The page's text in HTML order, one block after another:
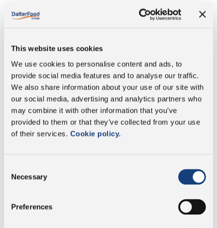
This website uses cookies
We use cookies to personalise content and ads, to
provide social media features and to analyse our traffic.
We also share information about your use of our site with
our social media, advertising and analytics partners who
may combine it with other information that you’ve
provided to them or that they’ve collected from your use
of their services. Cookie policy.
Selection
Necessary
Preferences
Energía 1667 Kj/401 Kcal
cuyo grasa saturada: 19,5g
Carbohidratos
cuyo contenido de
azúcares:
0g